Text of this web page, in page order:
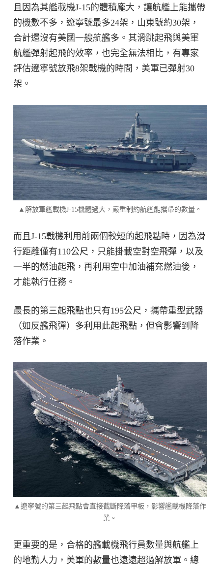
且因為其艦載機J-15的體積龐大，讓航艦上能攜帶
的機數不多，遼寧號最多24架，山東號約30架，
合計還沒有美國一艘航艦多。其滑跳起飛與美軍
航艦彈射起飛的效率，也完全無法相比，有專家
評估遼寧號放飛8架戰機的時間，美軍已彈射30
架。
▲解放軍艦載機J-15機體過大，嚴重制約航艦能攜帶的數量。
而且J-15戰機利用前兩個較短的起飛點時，因為滑
行距離僅有110公尺，只能掛載空對空飛彈，以及
一半的燃油起飛，再利用空中加油補充燃油後，
才能執行任務。
最長的第三起飛點也只有195公尺，攜帶重型武器
（如反艦飛彈）多利用此起飛點，但會影響到降
落作業。
▲遼寧號的第三起飛點會直接截斷降落甲板，影響艦載機降落作
業。
更重要的是，合格的艦載機飛行員數量與航艦上
的地勤人力，美軍的數量也遠遠超過解放軍。總